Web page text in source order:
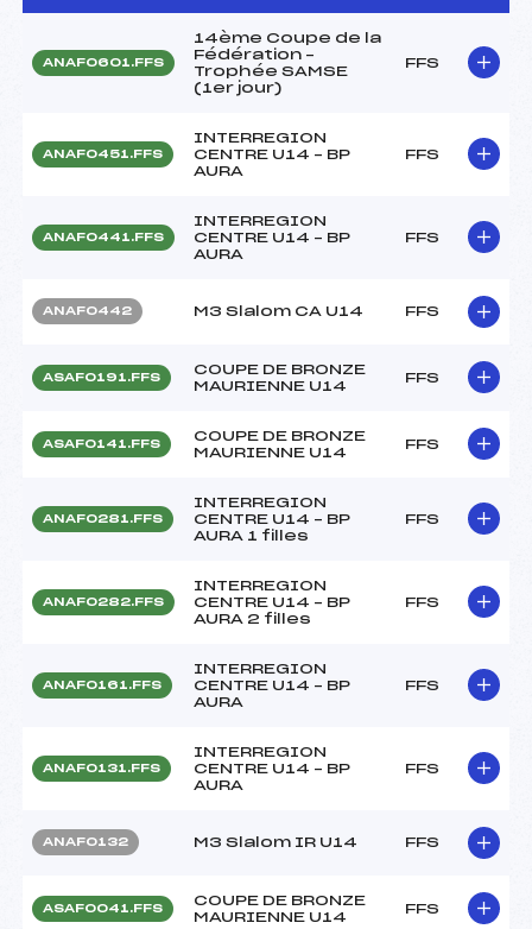
ANAF0601.FFS
14ème Coupe de la
Fédération –
Trophée SAMSE
(1er jour)
FFS
ANAF0451.FFS
INTERREGION
CENTRE U14 – BP
AURA
FFS
ANAF0441.FFS
INTERREGION
CENTRE U14 – BP
AURA
FFS
ANAF0442 M3 Slalom CA U14 FFS
ASAF0191.FFS
COUPE DE BRONZE
MAURIENNE U14
FFS
ASAF0141.FFS
COUPE DE BRONZE
MAURIENNE U14
FFS
ANAF0281.FFS
INTERREGION
CENTRE U14 – BP
AURA 1 filles
FFS
ANAF0282.FFS
INTERREGION
CENTRE U14 – BP
AURA 2 filles
FFS
ANAF0161.FFS
INTERREGION
CENTRE U14 – BP
AURA
FFS
ANAF0131.FFS
INTERREGION
CENTRE U14 – BP
AURA
FFS
ANAF0132 M3 Slalom IR U14 FFS
ASAF0041.FFS
COUPE DE BRONZE
MAURIENNE U14
FFS